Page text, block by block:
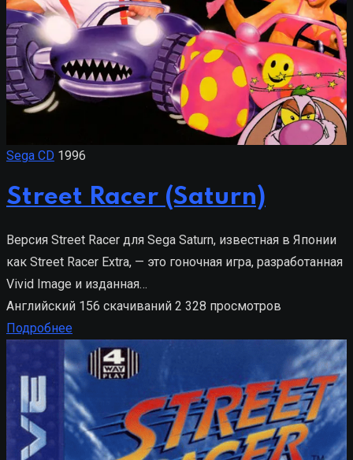
Sega CD 1996
Street Racer (Saturn)
Версия Street Racer для Sega Saturn, известная в Японии
как Street Racer Extra, — это гоночная игра, разработанная
Vivid Image и изданная…
Английский 156 скачиваний 2 328 просмотров
Подробнее